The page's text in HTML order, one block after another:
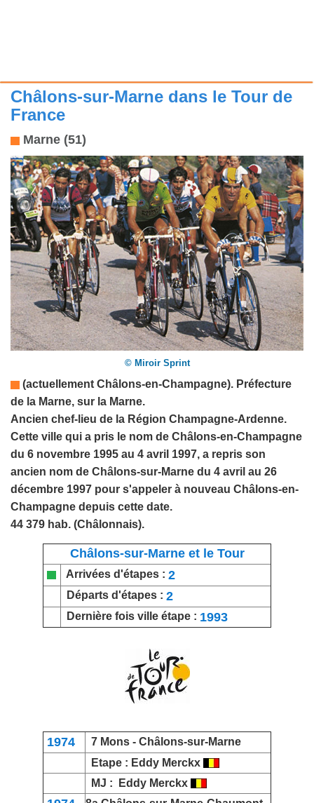
Châlons-sur-Marne dans le Tour de
France
Marne (51)
© Miroir Sprint
(actuellement Châlons-en-Champagne). Préfecture
de la Marne, sur la Marne.
Ancien chef-lieu de la Région Champagne-Ardenne.
Cette ville qui a pris le nom de Châlons-en-Champagne
du 6 novembre 1995 au 4 avril 1997, a repris son
ancien nom de Châlons-sur-Marne du 4 avril au 26
décembre 1997 pour s'appeler à nouveau Châlons-en-
Champagne depuis cette date.
44 379 hab. (Châlonnais).
Châlons-sur-Marne et le Tour
Arrivées d'étapes : 2
Départs d'étapes : 2
Dernière fois ville étape : 1993
1974 7 Mons - Châlons-sur-Marne
Etape : Eddy Merckx
MJ :
Eddy Merckx